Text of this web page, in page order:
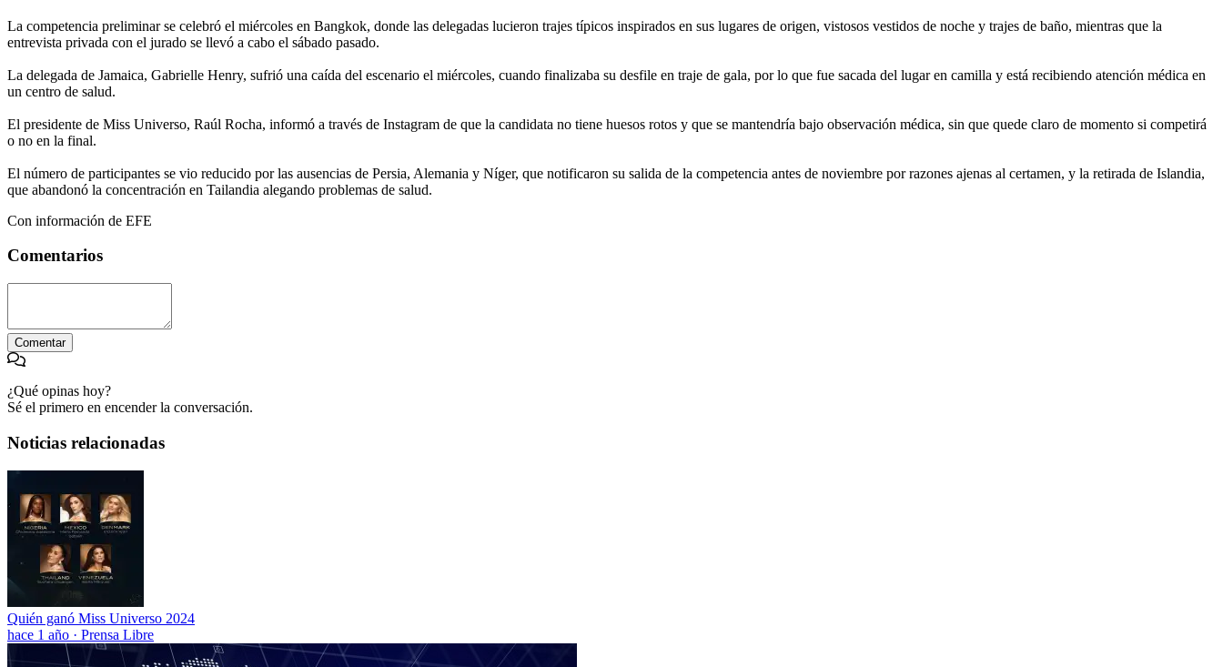
La competencia preliminar se celebró el miércoles en Bangkok, donde las delegadas lucieron trajes típicos inspirados en sus lugares de origen, vistosos vestidos de noche y trajes de baño, mientras que la
entrevista privada con el jurado se llevó a cabo el sábado pasado.
La delegada de Jamaica, Gabrielle Henry, sufrió una caída del escenario el miércoles, cuando finalizaba su desfile en traje de gala, por lo que fue sacada del lugar en camilla y está recibiendo atención médica en
un centro de salud.
El presidente de Miss Universo, Raúl Rocha, informó a través de Instagram de que la candidata no tiene huesos rotos y que se mantendría bajo observación médica, sin que quede claro de momento si competirá
o no en la final.
El número de participantes se vio reducido por las ausencias de Persia, Alemania y Níger, que notificaron su salida de la competencia antes de noviembre por razones ajenas al certamen, y la retirada de Islandia,
que abandonó la concentración en Tailandia alegando problemas de salud.
Con información de EFE
Comentarios
Comentar
¿Qué opinas hoy?
Sé el primero en encender la conversación.
Noticias relacionadas
Quién ganó Miss Universo 2024
hace 1 año · Prensa Libre